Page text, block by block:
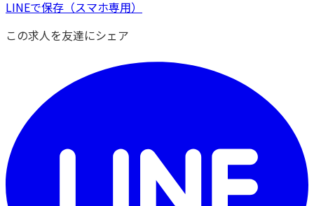
LINEで保存 （スマホ専用）
この求人を友達にシェア